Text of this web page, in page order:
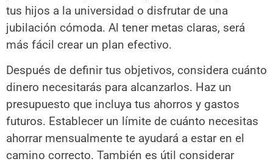
tus hijos a la universidad o disfrutar de una
jubilación cómoda. Al tener metas claras, será
más fácil crear un plan efectivo.
Después de definir tus objetivos, considera cuánto
dinero necesitarás para alcanzarlos. Haz un
presupuesto que incluya tus ahorros y gastos
futuros. Establecer un límite de cuánto necesitas
ahorrar mensualmente te ayudará a estar en el
camino correcto. También es útil considerar